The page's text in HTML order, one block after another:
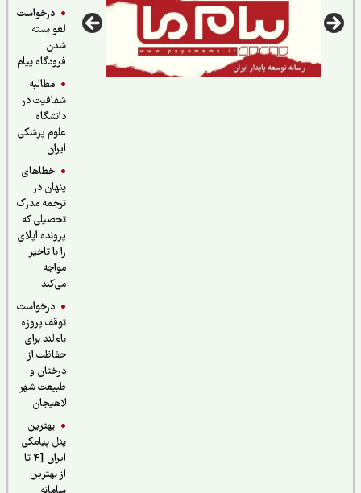
درخواست
لغو بسته
فرودگاه پیام
مطالبه
شفافیت در
دانشگاه
علوم پزشکی
خطاهای
پنهان در
ترجمه مدرک
تحصیلی که
پرونده اپلای
را با تاخیر
درخواست
توقف پروژه
بام‌لند برای
حفاظت از
درختان و
طبیعت شهر
لاهیجان
بهترین
پنل پیامکی
ایران [4 تا
از بهترین